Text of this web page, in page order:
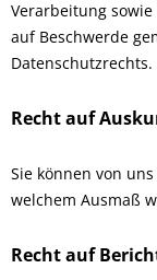
Verarbeitung
auf Beschwerde
Datenschutzrechts.
Recht auf
Sie können von
welchem Ausmaß
Recht auf